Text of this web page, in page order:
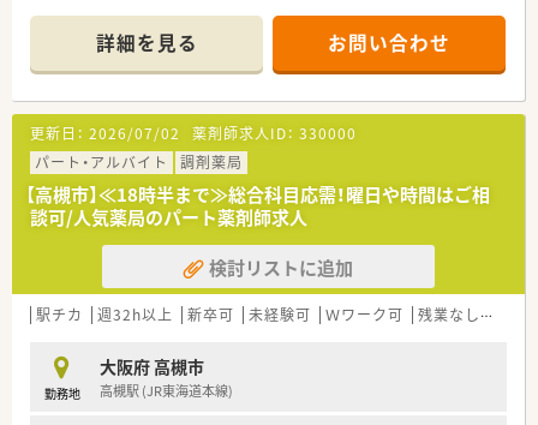
詳細を見る お問い合わせ
更新日： 2026/07/02 薬剤師求人ID： 330000
パート・アルバイト
調剤薬局
【高槻市】≪18時半まで≫総合科目応需！曜日や時間はご相
談可/人気薬局のパート薬剤師求人
検討リストに追加
駅チカ 週32h以上 新卒可 未経験可 Ｗワーク可 残業なし(ほぼなし含む)
勤務地
大阪府 高槻市
高槻駅 (JR東海道本線)